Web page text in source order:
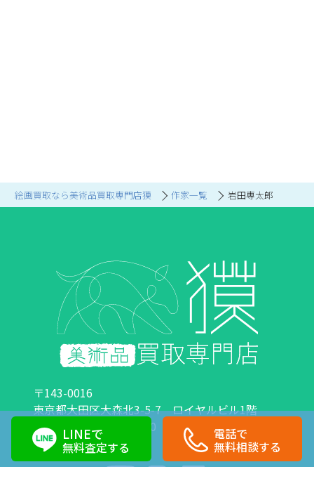
LINEで
無料査定する
電話で
無料相談する
絵画買取なら美術品買取専門店獏 作家一覧 岩田専太郎
〒143-0016
東京都大田区大森北3-5-7 ロイヤルビル1階
営業時間：10:00～18:00 定休日：日曜日・祝日
0120-89-0007 03-6423-1033